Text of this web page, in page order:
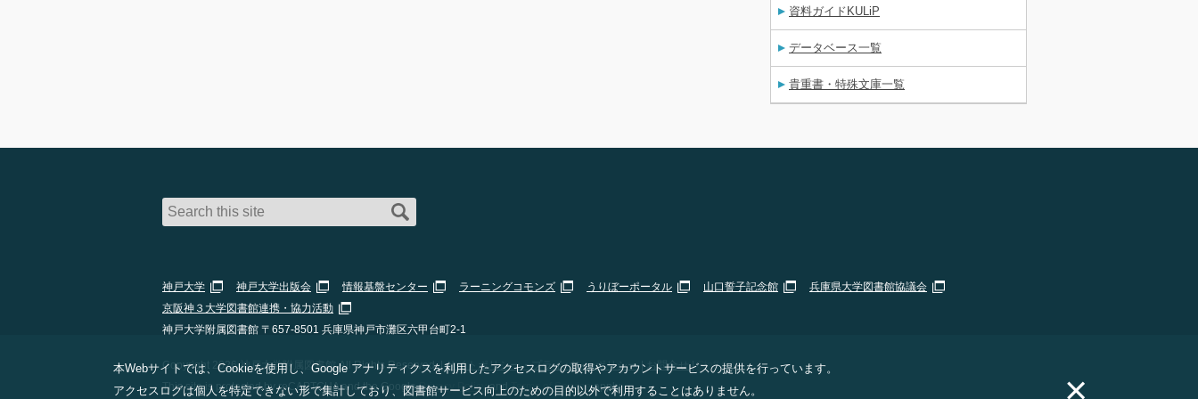
資料ガイドKULiP
データベース一覧
貴重書・特殊文庫一覧
神戸大学 神戸大学出版会 情報基盤センター ラーニングコモンズ うりぼーポータル 山口誓子記念館
兵庫県大学図書館協議会
京阪神３大学図書館連携・協力活動
神戸大学附属図書館 〒657-8501 兵庫県神戸市灘区六甲台町2-1
Copyright 2026 神戸大学附属図書館 All Rights Reserved. |サイトポリシー・プライバシーポリシー| お問合せ |Staff Only
This site is protected by reCAPTCHA and the GooglePrivacy PolicyandTerms of Serviceapply.
本Webサイトでは、Cookieを使用し、Google アナリティクスを利用したアクセスログの取得やアカウントサービスの提供を行っています。
アクセスログは個人を特定できない形で集計しており、図書館サービス向上のための目的以外で利用することはありません。